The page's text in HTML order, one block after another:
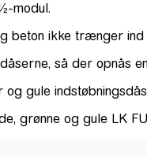
modul.
beton ikke trænger ind
så der opnås
gule
grønne og gule LK